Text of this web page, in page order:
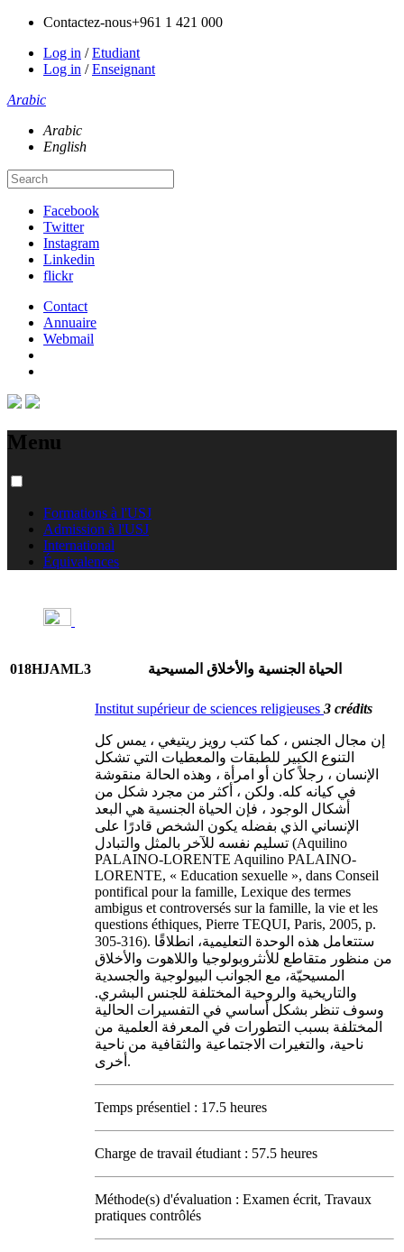
Contactez-nous+961 1 421 000
Log in /Etudiant
Log in /Enseignant
Arabic
Arabic
English
Facebook
Twitter
Instagram
Linkedin
flickr
Contact
Annuaire
Webmail
Menu
Formations à l'USJ
Admission à l'USJ
International
Équivalences
018HJAML3 الحياة الجنسية والأخلاق المسيحية
Institut supérieur de sciences religieuses 3 crédits
إن مجال الجنس ، كما كتب رويز ريتيغي ، يمس كل
التنوع الكبير للطبقات والمعطيات التي تشكل
الإنسان ، رجلاً كان أو امرأة ، وهذه الحالة منقوشة
في كيانه كله. ولكن ، أكثر من مجرد شكل من
أشكال الوجود ، فإن الحياة الجنسية هي البعد
الإنساني الذي بفضله يكون الشخص قادرًا على
تسليم نفسه للآخر بالمثل والتبادل (Aquilino
PALAINO-LORENTE Aquilino PALAINO-
LORENTE, « Education sexuelle », dans Conseil
pontifical pour la famille, Lexique des termes
ambigus et controversés sur la famille, la vie et les
questions éthiques, Pierre TEQUI, Paris, 2005, p.
305-316). ستتعامل هذه الوحدة التعليمية، انطلاقًا
من منظور متقاطع للأنثروبولوجيا واللاهوت والأخلاق
المسيحيّة، مع الجوانب البيولوجية والجسدية
والتاريخية والروحية المختلفة للجنس البشري.
وسوف تنظر بشكل أساسي في التفسيرات الحالية
المختلفة بسبب التطورات في المعرفة العلمية من
ناحية، والتغيرات الاجتماعية والثقافية من ناحية
أخرى.
Temps présentiel : 17.5 heures
Charge de travail étudiant : 57.5 heures
Méthode(s) d'évaluation : Examen écrit, Travaux
pratiques contrôlés